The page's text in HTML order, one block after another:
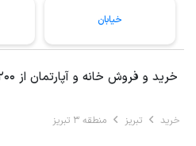
خیابان
خرید و فروش خانه و آپارتمان از 200 متر در منطقه 3 تبریز
خرید تبریز منطقه 3 تبریز